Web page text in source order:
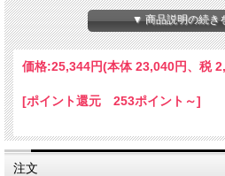
身への1日のご褒美となることと思いま
・外寸法-径約95mm×高さ約102mm ・作品
・電子レンジ・食器洗浄乾燥機の使用OK 直
当店ではこの器で一層美味しくお召し上がり
い取手・なるべく重さを感じないような位置
◎簡単ホットドリンクレシピ
※当店は薬品によるコーティング未使用につき
▼ 商品説明の続き
価格:25,344円(本体 23,040円、税
[ポイント還元 253ポイント～]
注文